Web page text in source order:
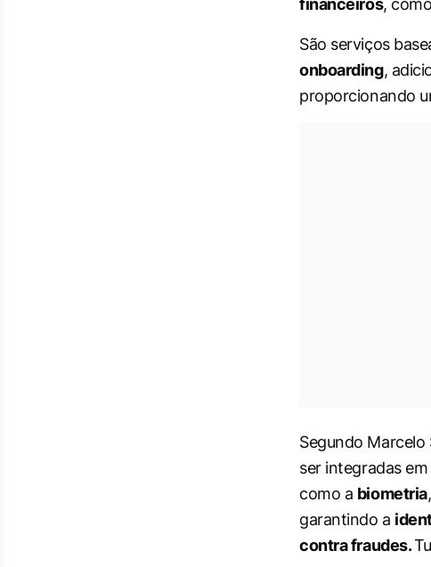
financeiros, como
São serviços
onboarding,
proporcionando
Segundo
ser integradas
como a biometria
garantindo a
contra fraudes.